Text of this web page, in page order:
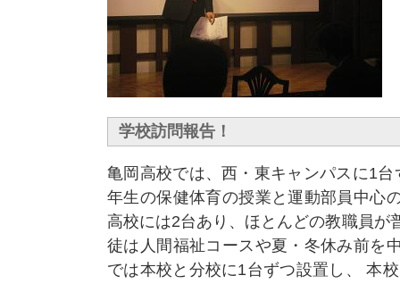
学校訪問報告！
亀岡高校では、西・東キャンパスに1
年生の保健体育の授業と運動部員中心
高校には2台あり、ほとんどの教職員が
徒は人間福祉コースや夏・冬休み前を
では本校と分校に1台ずつ設置し、 本